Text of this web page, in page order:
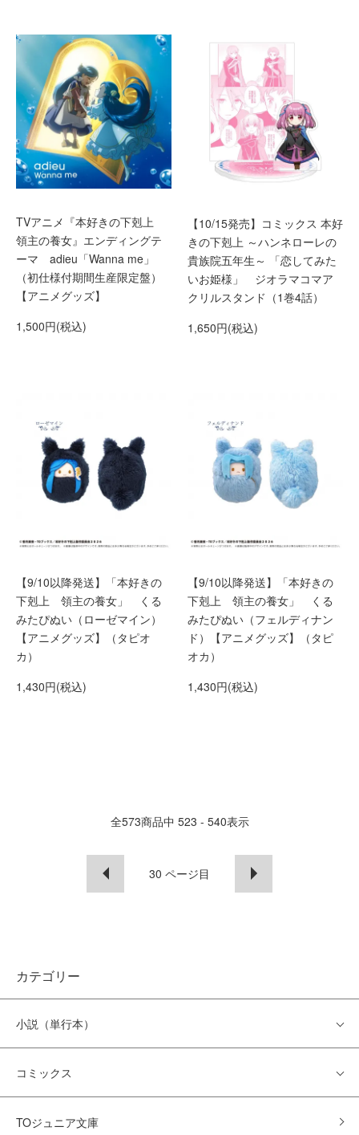
TVアニメ『本好きの下剋上
領主の養女』エンディングテ
ーマ adieu「Wanna me」
（初仕様付期間生産限定盤）
【アニメグッズ】
1,500円(税込)
【10/15発売】コミックス 本好
きの下剋上 ～ハンネローレの
貴族院五年生～ 「恋してみた
いお姫様」 ジオラマコマア
クリルスタンド（1巻4話）
1,650円(税込)
【9/10以降発送】「本好きの
下剋上 領主の養女」 くる
みたぴぬい（ローゼマイン）
【アニメグッズ】（タピオ
カ）
1,430円(税込)
【9/10以降発送】「本好きの
下剋上 領主の養女」 くる
みたぴぬい（フェルディナン
ド）【アニメグッズ】（タピ
オカ）
1,430円(税込)
全573商品中 523 - 540表示
30 ページ目
カテゴリー
小説（単行本）
コミックス
TOジュニア文庫